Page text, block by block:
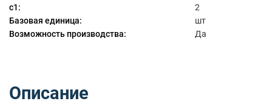
c1:
2
Базовая единица:
шт
Возможность производства:
Да
Описание